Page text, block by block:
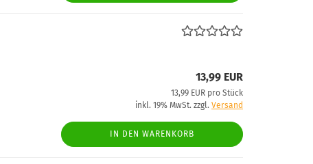
13,99 EUR
13,99 EUR pro Stück
inkl. 19% MwSt. zzgl. Versand
IN DEN WARENKORB